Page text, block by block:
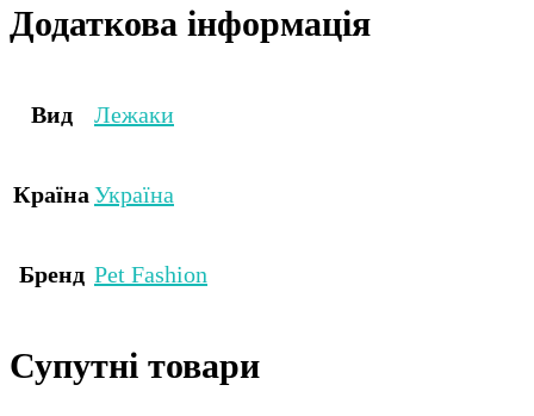
Додаткова інформація
Вид Лежаки
Країна Україна
Бренд Pet Fashion
Супутні товари